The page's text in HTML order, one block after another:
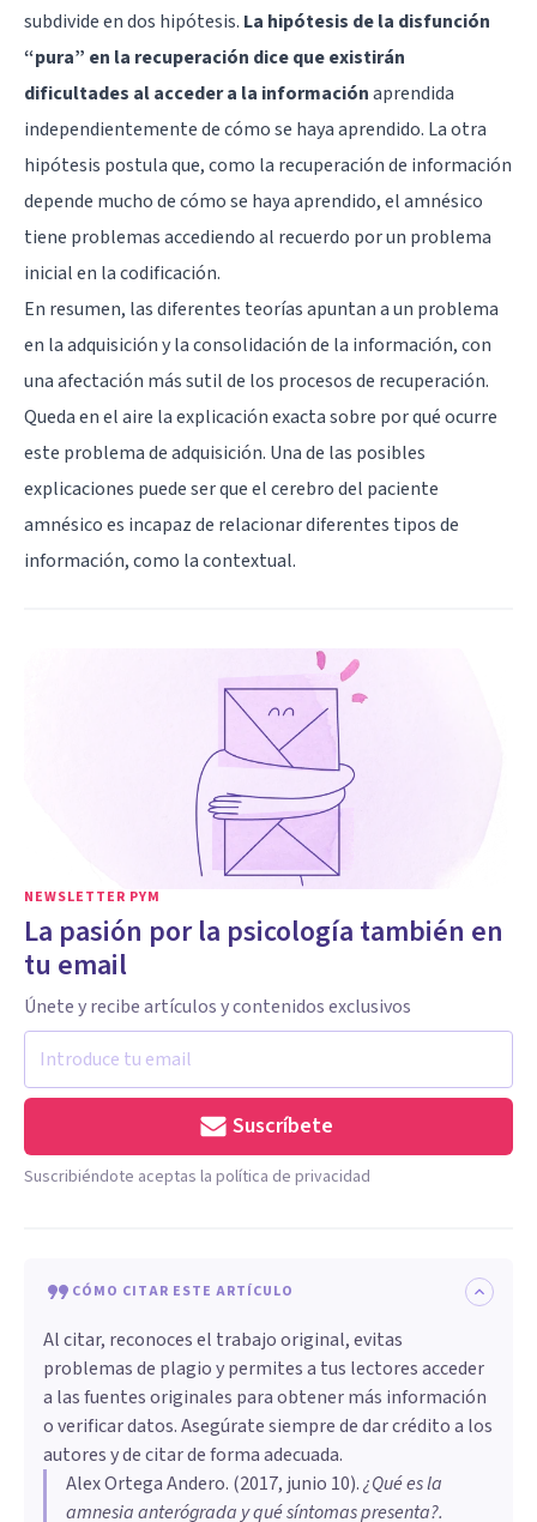
subdivide en dos hipótesis. La hipótesis de la disfunción
“pura” en la recuperación dice que existirán
dificultades al acceder a la informaciónaprendida
independientemente de cómo se haya aprendido. La otra
hipótesis postula que, como la recuperación de información
depende mucho de cómo se haya aprendido, el amnésico
tiene problemas accediendo al recuerdo por un problema
inicial en la codificación.
En resumen, las diferentes teorías apuntan a un problema
en la adquisición y la consolidación de la información, con
una afectación más sutil de los procesos de recuperación.
Queda en el aire la explicación exacta sobre por qué ocurre
este problema de adquisición. Una de las posibles
explicaciones puede ser que el cerebro del paciente
amnésico es incapaz de relacionar diferentes tipos de
información, como la contextual.
NEWSLETTER PYM
La pasión por la psicología también en
tu email
Únete y recibe artículos y contenidos exclusivos
Suscríbete
Suscribiéndote aceptas la política de privacidad
CÓMO CITAR ESTE ARTÍCULO
Al citar, reconoces el trabajo original, evitas
problemas de plagio y permites a tus lectores acceder
a las fuentes originales para obtener más información
o verificar datos. Asegúrate siempre de dar crédito a los
autores y de citar de forma adecuada.
Alex Ortega Andero. (2017, junio 10).¿Qué es la
amnesia anterógrada y qué síntomas presenta?.